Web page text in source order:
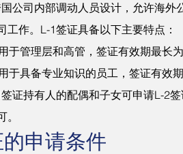
公司内部调动人员设计，允许海外
工作。L-1签证具备以下主要特点：
于管理层和高管，签证有效期最长为
于具备专业知识的员工，签证有效期
证持有人的配偶和子女可申请L-2
申请条件